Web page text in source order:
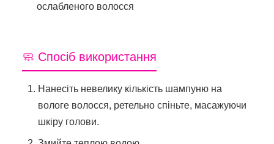
ослабленого волосся
🧼 Спосіб використання
Нанесіть невелику кількість шампуню на
вологе волосся, ретельно спіньте, масажуючи
шкіру голови.